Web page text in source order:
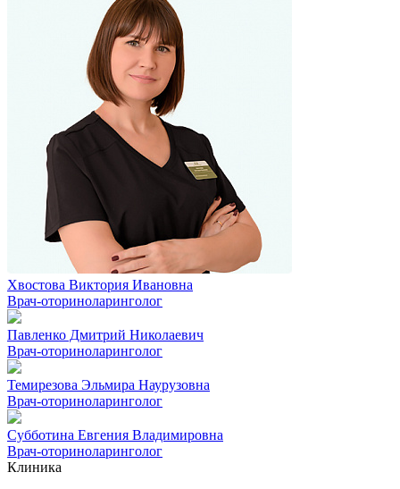
Хвостова Виктория Ивановна
Врач-оториноларинголог
Павленко Дмитрий Николаевич
Врач-оториноларинголог
Темирезова Эльмира Наурузовна
Врач-оториноларинголог
Субботина Евгения Владимировна
Врач-оториноларинголог
Клиника